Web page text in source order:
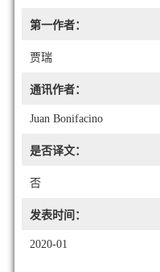
第一作者：
贾瑞
通讯作者：
Juan Bonifacino
是否译文：
否
发表时间：
2020-01